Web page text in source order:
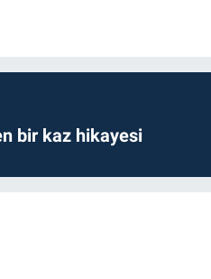
bir kaz hikayesi